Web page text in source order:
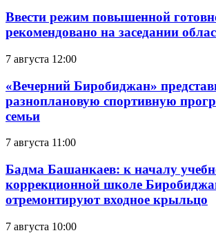
Ввести режим повышенной
рекомендовано на заседании
7 августа 12:00
«Вечерний Биробиджан»
разноплановую спортивную
семьи
7 августа 11:00
Бадма Башанкаев: к началу
коррекционной школе
отремонтируют входное крыльцо
7 августа 10:00